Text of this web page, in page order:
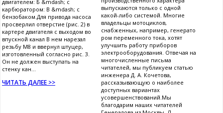
двигателем: Б &mdash; с
карбюратором: В &mdash; с
бензобаком.Для привода насоса
просверлил отверстие (рис. 2) в
картере двигателя с выходом во
впускной канал В нем нарезал
резьбу М8 и ввернул штуцер,
изготовленный согласно рис. 3.
Он не должен выступать на
стенку кан...
ЧИТАТЬ ДАЛЕЕ >>
выпускаются только с одной
какой-либо системой. Многие
владельцы мотоциклов,
снабженных, например, генерато
ром переменного тока, хотят
улучшить работу приборов
электрооборудования. Отвечая на
многочисленные письма
читателей, мы публикуем статью
инженера Д. А. Кочетова,
рассказывающую о наиболее
доступных вариантах
усовершенствований.Мы
благодарим наших читателей